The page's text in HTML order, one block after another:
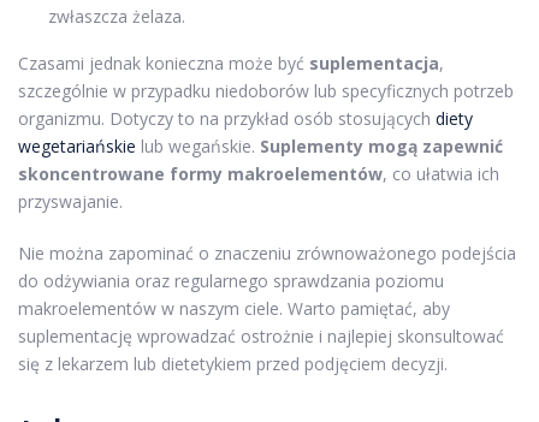
zwłaszcza żelaza.
Czasami jednak konieczna może być suplementacja,
szczególnie w przypadku niedoborów lub specyficznych potrzeb
organizmu. Dotyczy to na przykład osób stosujących diety
wegetariańskie lub wegańskie. Suplementy mogą zapewnić
skoncentrowane formy makroelementów, co ułatwia ich
przyswajanie.
Nie można zapominać o znaczeniu zrównoważonego podejścia
do odżywiania oraz regularnego sprawdzania poziomu
makroelementów w naszym ciele. Warto pamiętać, aby
suplementację wprowadzać ostrożnie i najlepiej skonsultować
się z lekarzem lub dietetykiem przed podjęciem decyzji.